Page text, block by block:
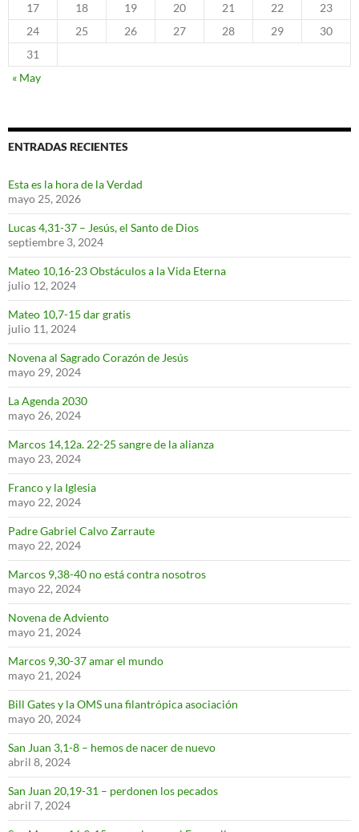
17
18 19 20 21 22
23
24
25 26 27 28 29
30
31
« May
ENTRADAS RECIENTES
Esta es la hora de la Verdad
mayo 25, 2026
Lucas 4,31-37 – Jesús, el Santo de Dios
septiembre 3, 2024
Mateo 10,16-23 Obstáculos a la Vida Eterna
julio 12, 2024
Mateo 10,7-15 dar gratis
julio 11, 2024
Novena al Sagrado Corazón de Jesús
mayo 29, 2024
La Agenda 2030
mayo 26, 2024
Marcos 14,12a. 22-25 sangre de la alianza
mayo 23, 2024
Franco y la Iglesia
mayo 22, 2024
Padre Gabriel Calvo Zarraute
mayo 22, 2024
Marcos 9,38-40 no está contra nosotros
mayo 22, 2024
Novena de Adviento
mayo 21, 2024
Marcos 9,30-37 amar el mundo
mayo 21, 2024
Bill Gates y la OMS una filantrópica asociación
mayo 20, 2024
San Juan 3,1-8 – hemos de nacer de nuevo
abril 8, 2024
San Juan 20,19-31 – perdonen los pecados
abril 7, 2024